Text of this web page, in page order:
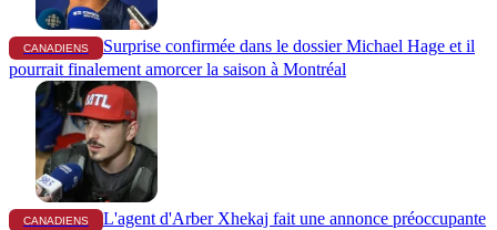
CANADIENS
Surprise confirmée dans le dossier Michael Hage et il
pourrait finalement amorcer la saison à Montréal
CANADIENS
L'agent d'Arber Xhekaj fait une annonce préoccupante